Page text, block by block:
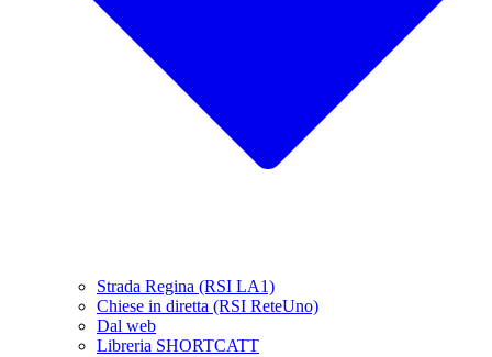
Strada Regina (RSI LA1)
Chiese in diretta (RSI ReteUno)
Dal web
Libreria SHORTCATT